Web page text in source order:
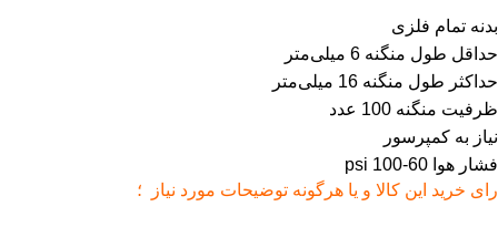
بدنه تمام فلزی
حداقل طول منگنه 6 میلی‌متر
حداکثر طول منگنه 16 میلی‌متر
ظرفیت منگنه 100 عدد
نیاز به کمپرسور
فشار هوا 60-100 psi
رای خرید این کالا و یا هرگونه توضیحات مورد نیاز ؛